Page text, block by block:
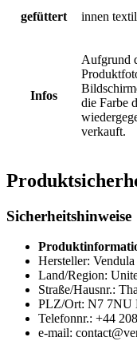
gefüttert innen
Infos
Aufgrund
die Farbe
verkauft.
Sicherheitshinweise
Hersteller:
Land/Region:
Straße/Hausnr.:
PLZ/Ort: N7 7NU
Telefonnr.: +44
e-mail: